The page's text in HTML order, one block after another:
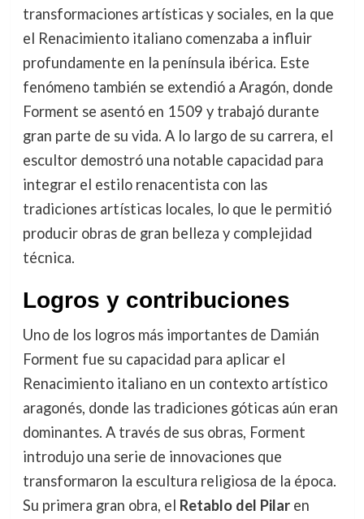
transformaciones artísticas y sociales, en la que
el Renacimiento italiano comenzaba a influir
profundamente en la península ibérica. Este
fenómeno también se extendió a Aragón, donde
Forment se asentó en 1509 y trabajó durante
gran parte de su vida. A lo largo de su carrera, el
escultor demostró una notable capacidad para
integrar el estilo renacentista con las
tradiciones artísticas locales, lo que le permitió
producir obras de gran belleza y complejidad
técnica.
Logros y contribuciones
Uno de los logros más importantes de Damián
Forment fue su capacidad para aplicar el
Renacimiento italiano en un contexto artístico
aragonés, donde las tradiciones góticas aún eran
dominantes. A través de sus obras, Forment
introdujo una serie de innovaciones que
transformaron la escultura religiosa de la época.
Su primera gran obra, el Retablo del Pilaren